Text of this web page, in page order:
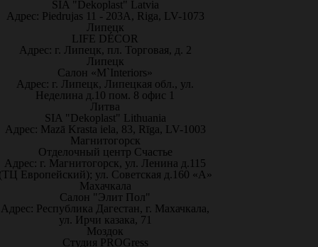
SIA "Dekoplast" Latvia
Адрес: Piedrujas 11 - 203A, Riga, LV-1073
Липецк
LIFE DÉCOR
Адрес: г. Липецк, пл. Торговая, д. 2
Липецк
Салон «M`Interiors»
Адрес: г. Липецк, Липецкая обл., ул.
Неделина д.10 пом. 8 офис 1
Литва
SIA "Dekoplast" Lithuania
Адрес: Mazā Krasta iela, 83, Rīga, LV-1003
Магнитогорск
Отделочный центр Счастье
Адрес: г. Магнитогорск, ул. Ленина д.115
Европейский); ул. Советская д.160 «А»
Махачкала
Салон "Элит Пол"
Адрес: Республика Дагестан, г. Махачкала,
ул. Ирчи казака, 71
Моздок
Студия PROGress